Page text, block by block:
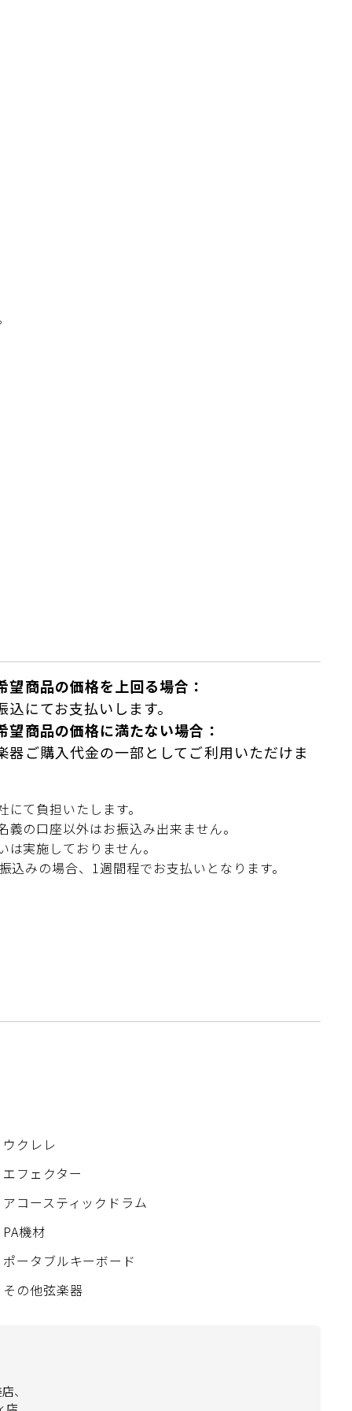
望商品の価格を上回る場合：
にてお支払いします。
望商品の価格に満たない場合：
器ご購入代金の一部としてご利用いただけま
て負担いたします。
義の口座以外はお振込み出来ません。
は実施しておりません。
込みの場合、1週間程でお支払いとなります。
ウクレレ
エフェクター
アコースティックドラム
PA機材
ポータブルキーボード
その他弦楽器
、